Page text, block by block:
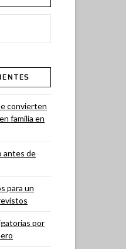
convierten
familia en
antes de
para un
por